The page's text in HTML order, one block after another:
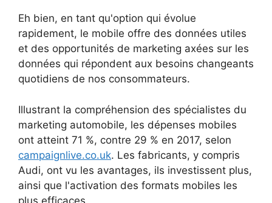
Eh bien, en tant qu'option qui évolue
rapidement, le mobile offre des données utiles
et des opportunités de marketing axées sur les
données qui répondent aux besoins changeants
quotidiens de nos consommateurs.
Illustrant la compréhension des spécialistes du
marketing automobile, les dépenses mobiles
ont atteint 71 %, contre 29 % en 2017, selon
campaignlive.co.uk. Les fabricants, y compris
Audi, ont vu les avantages, ils investissent plus,
ainsi que l'activation des formats mobiles les
plus efficaces.